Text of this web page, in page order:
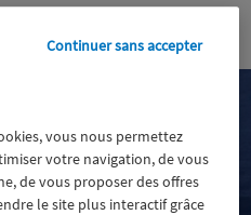
vous nous permettez
votre navigation, de vous
de vous proposer des offres
le site plus interactif grâce
Continuer sans accepter